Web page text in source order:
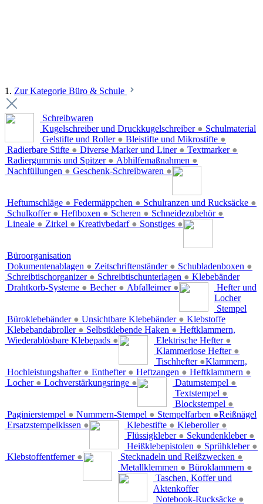
1. Zur Kategorie Büro & Schule
Schreibwaren
Kugelschreiber und Druckkugelschreiber ●
Gelstifte und Roller ● Bleistifte und Mikrostifte ●
Radierbare Stifte ● Diverse Marker und Liner ● Textmarker ●
Radiergummis und Spitzer ● Abhilfemaßnahmen ●
Nachfüllungen ● Geschenk-Schreibwaren ●
Schulmaterial
Heftumschläge ● Federmäppchen ● Schulranzen und Rucksäcke ●
Schulkoffer ● Heftboxen ● Scheren ● Schneidezubehör ●
Lineale ● Zirkel ● Kreativbedarf ● Sonstiges ●
Büroorganisation
Dokumentenablagen ● Zeitschriftenständer ● Schubladenboxen ●
Schreibtischorganizer ● Schreibtischunterlagen ●
Drahtkorb-Systeme ● Becher ● Abfalleimer ●
Klebebänder
Büroklebebänder ● Unsichtbare Klebebänder ●
Klebebandabroller ● Selbstklebende Haken ●
Wiederablösbare Klebepads ●
Hefter und
Locher
Elektrische Hefter ●
Klammerlose Hefter ●
Tischhefter ●
Hochleistungshafter ● Enthefter ● Heftzangen ● Heftklammern ●
Locher ● Lochverstärkungsringe ●
Stempel
Datumstempel ●
Textstempel ●
Blockstempel ●
Paginierstempel ● Nummern-Stempel ● Stempelfarben ●
Ersatzstempelkissen ●
Klebstoffe
Klebestifte ● Kleberoller ●
Flüssigkleber ● Sekundenkleber ●
Heißklebepistolen ● Sprühkleber ●
Klebstoffentferner ●
Heftklammern,
Klammern,
Reißnägel
Stecknadeln und Reißzwecken ●
Metallklemmen ● Büroklammern ●
Taschen, Koffer und
Aktenkoffer
Notebook-Rucksäcke ●